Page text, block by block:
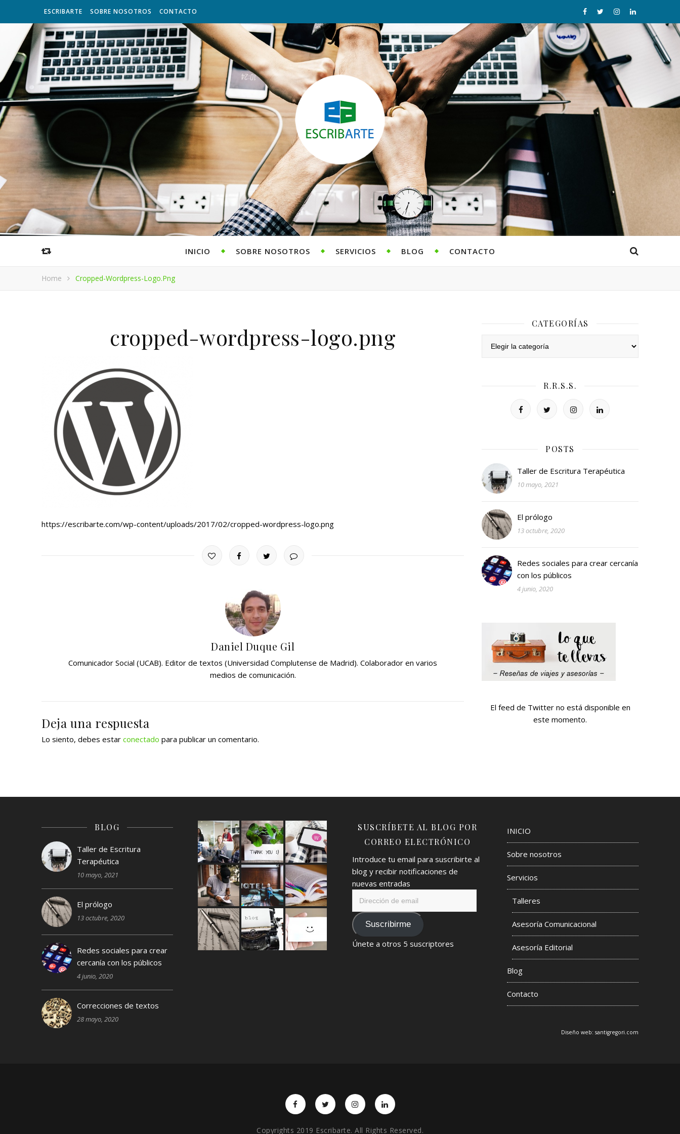
ESCRIBARTE SOBRE NOSOTROS CONTACTO
INICIO SOBRE NOSOTROS SERVICIOS BLOG CONTACTO
Home Cropped-Wordpress-Logo.png
cropped-wordpress-logo.png
https://escribarte.com/wp-content/uploads/2017/02/cropped-wordpress-logo.png
Daniel Duque Gil
Comunicador Social (UCAB). Editor de textos (Universidad Complutense de Madrid). Colaborador en varios
medios de comunicación.
Deja una respuesta
Lo siento, debes estar conectado para publicar un comentario.
CATEGORÍAS
R.R.S.S.
POSTS
Taller de Escritura Terapéutica
10 mayo, 2021
El prólogo
13 octubre, 2020
Redes sociales para crear cercanía
con los públicos
4 junio, 2020
El feed de Twitter no está disponible en
este momento.
BLOG
Taller de Escritura
Terapéutica
10 mayo, 2021
El prólogo
13 octubre, 2020
Redes sociales para crear
cercanía con los públicos
4 junio, 2020
Correcciones de textos
28 mayo, 2020
SUSCRÍBETE AL BLOG POR
CORREO ELECTRÓNICO
Introduce tu email para suscribirte al
blog y recibir notificaciones de
nuevas entradas
emailSuscribirme
Únete a otros 5 suscriptores
INICIO
Sobre nosotros
Servicios
Talleres
Asesoría Comunicacional
Asesoría Editorial
Blog
Contacto
Diseño web: santigregori.com
Copyrights 2019 Escribarte. All Rights Reserved.